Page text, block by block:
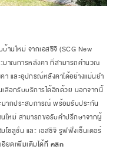
นใหม่ จากเอสซีจี (SCG New
มาณการหลังคา ที่สามารถคำนวณ
า และอุปกรณ์หลังคาได้อย่างแม่นยำ
ลือกรับบริการได้อีกด้วย นอกจากนี้
มากประสบการณ์ พร้อมรับประกัน
ใหม่ สามารถขอรับคำปรึกษาจากผู้
โซลูชั่น และ เอสซีจี รูฟฟิ่งเซ็นเตอร์
ยดเพิ่มเติมได้ที่ คลิก